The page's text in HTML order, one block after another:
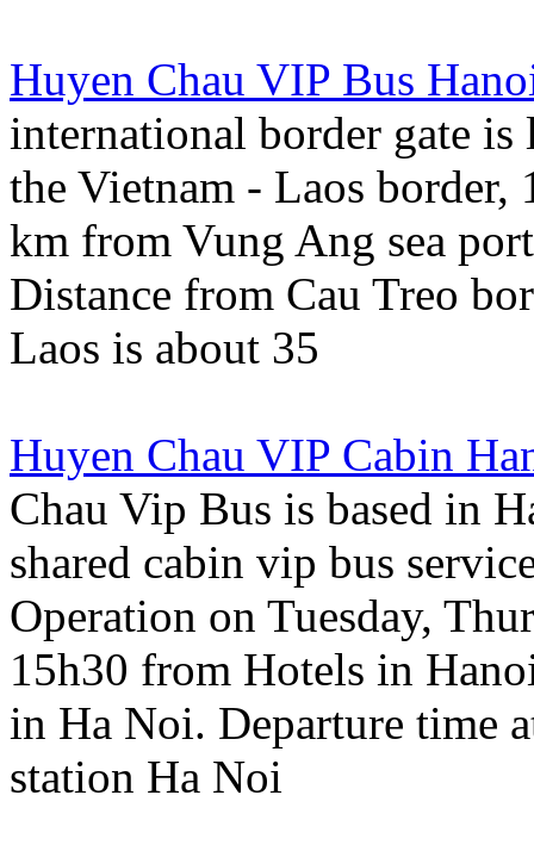
Huyen Chau VIP Bus
international border gate
the Vietnam - Laos
km from Vung Ang sea
Distance from Cau Treo
Laos is about 35
Huyen Chau VIP Cabin
Chau Vip Bus is based in
shared cabin vip bus
Operation on Tuesday,
15h30 from Hotels in
in Ha Noi. Departure time
station Ha Noi